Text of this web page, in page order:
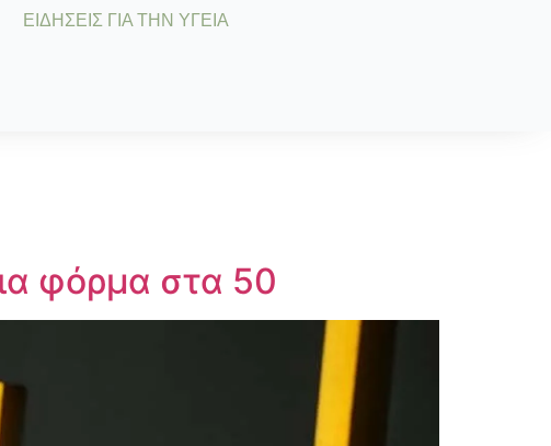
ΕΙΔΗΣΕΙΣ ΓΙΑ ΤΗΝ ΥΓΕΙΑ
φόρμα στα 50